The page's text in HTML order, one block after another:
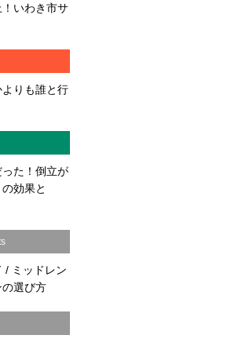
いわき市サ
りも誰と行
た！倒立が
効果と
/ ミッドレン
選び方